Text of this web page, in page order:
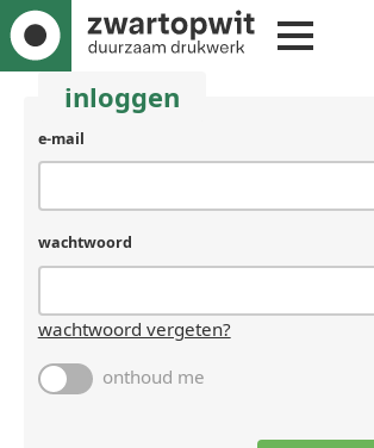
inloggen
e-mail
wachtwoord
wachtwoord vergeten?
onthoud me